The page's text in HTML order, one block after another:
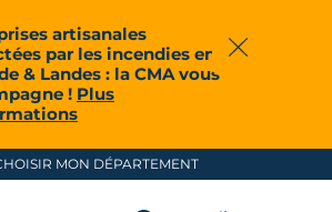
artisanales
par les incendies en
& Landes : la CMA vous
! Plus
Fermer
MON DÉPARTEMENT